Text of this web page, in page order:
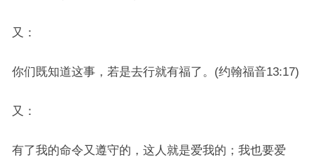
又：
你们既知道这事，若是去行就有福了。(约翰福音13:17)
又：
有了我的命令又遵守的，这人就是爱我的；我也要爱